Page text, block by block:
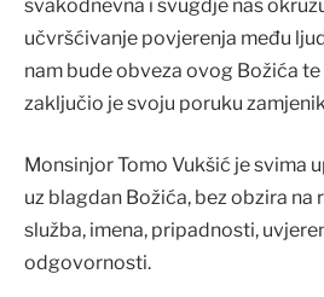
svakodnevna i svugdje nas
učvršćivanje povjerenja među
nam bude obveza ovog Božića
zaključio je svoju poruku
Monsinjor Tomo Vukšić je svima
uz blagdan Božića, bez obzira
služba, imena, pripadnosti,
odgovornosti.